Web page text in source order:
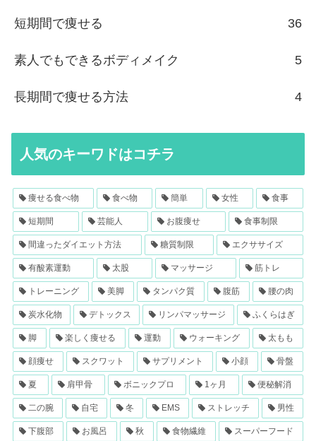
短期間で痩せる 36
素人でもできるボディメイク 5
長期間で痩せる方法 4
人気のキーワドはコチラ
痩せる食べ物 食べ物 簡単 女性 食事
短期間 芸能人 お腹痩せ 食事制限
間違ったダイエット方法 糖質制限 エクササイズ
有酸素運動 太股 マッサージ 筋トレ
トレーニング 美脚 タンパク質 腹筋 腰の肉
炭水化物 デトックス リンパマッサージ ふくらはぎ
脚 楽しく痩せる 運動 ウォーキング 太もも
顔痩せ スクワット サプリメント 小顔 骨盤
夏 肩甲骨 ボニックプロ 1ヶ月 便秘解消
二の腕 自宅 冬 EMS ストレッチ 男性
下腹部 お風呂 秋 食物繊維 スーパーフード